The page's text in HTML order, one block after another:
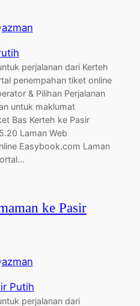
azman
perjalanan dari Kerteh
penempahan tiket online
& Pilihan Perjalanan
untuk maklumat
Bas Kerteh ke Pasir
Laman Web
Easybook.com Laman
ke Pasir
azman
Putih
perjalanan dari